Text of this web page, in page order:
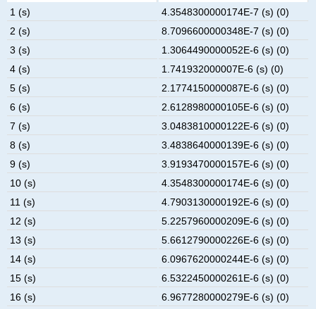
1 (s)
4.3548300000174E-7 (s) (0)
2 (s)
8.7096600000348E-7 (s) (0)
3 (s)
1.3064490000052E-6 (s) (0)
4 (s)
1.741932000007E-6 (s) (0)
5 (s)
2.1774150000087E-6 (s) (0)
6 (s)
2.6128980000105E-6 (s) (0)
7 (s)
3.0483810000122E-6 (s) (0)
8 (s)
3.4838640000139E-6 (s) (0)
9 (s)
3.9193470000157E-6 (s) (0)
10 (s)
4.3548300000174E-6 (s) (0)
11 (s)
4.7903130000192E-6 (s) (0)
12 (s)
5.2257960000209E-6 (s) (0)
13 (s)
5.6612790000226E-6 (s) (0)
14 (s)
6.0967620000244E-6 (s) (0)
15 (s)
6.5322450000261E-6 (s) (0)
16 (s)
6.9677280000279E-6 (s) (0)